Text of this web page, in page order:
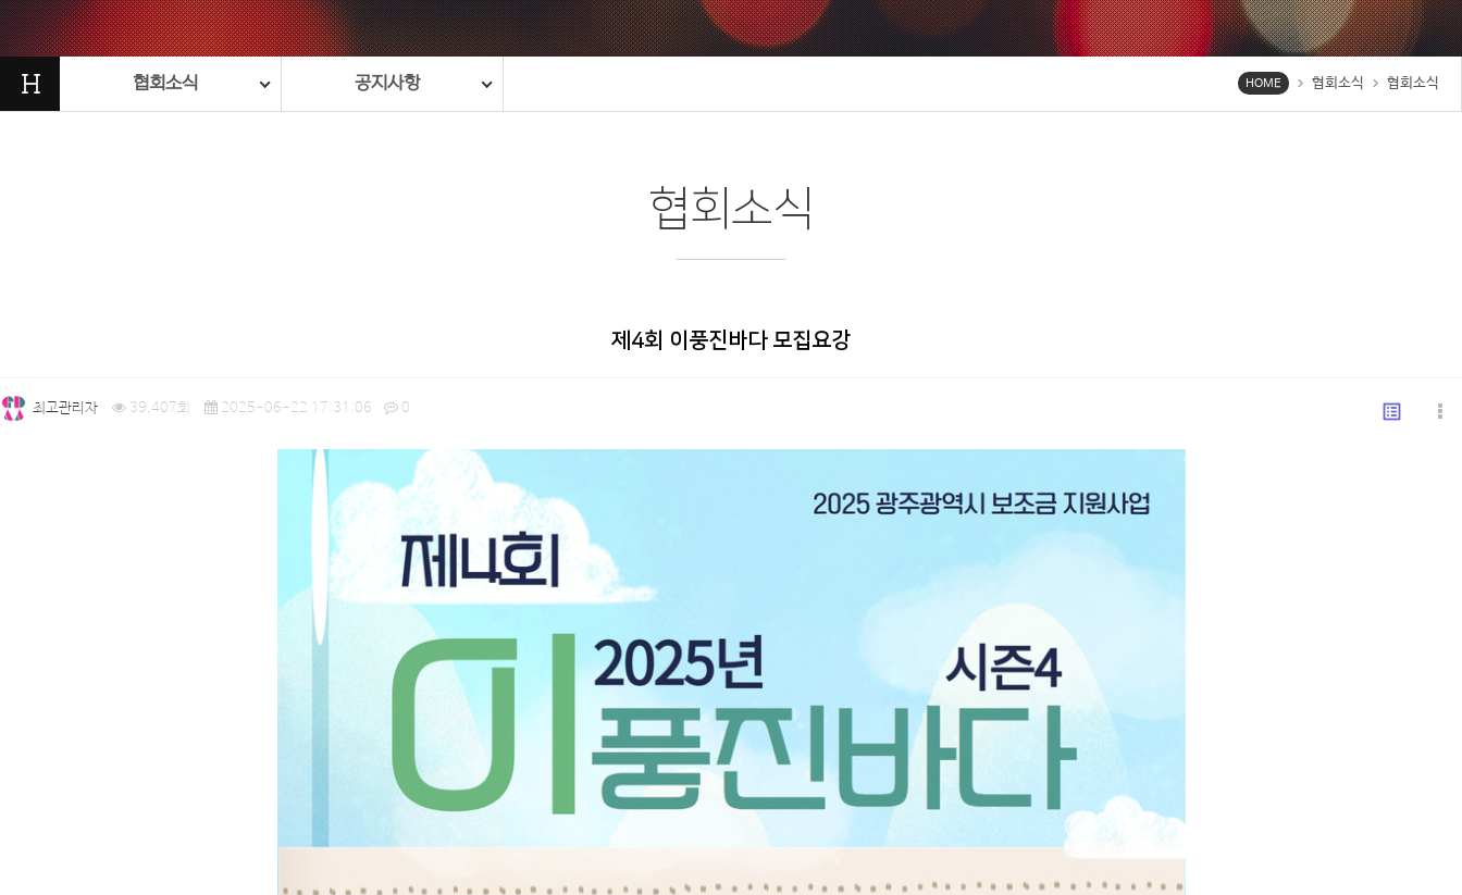
H 협회소식 공지사항 HOME chevron_right 협회소식 chevron_right 협회소식
협회소식
제4회 이풍진바다 모집요강
최고관리자 39,407회 2025-06-22 17:31:06 0 list_alt